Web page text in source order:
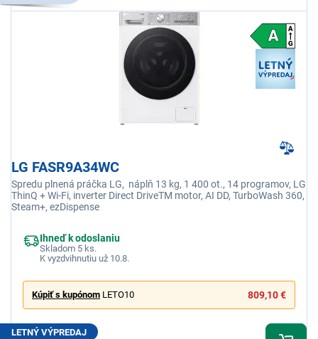
LG FASR9A34WC
Spredu plnená práčka LG, náplň 13 kg, 1 400 ot., 14 programov, LG
ThinQ + Wi-Fi, inverter Direct DriveTM motor, AI DD, TurboWash 360,
Steam+, ezDispense
Ihneď k odoslaniu
Skladom 5 ks.
K vyzdvihnutiu už 10.8.
Kúpiť s kupónom LETO10 809,10 €
LETNÝ VÝPREDAJ